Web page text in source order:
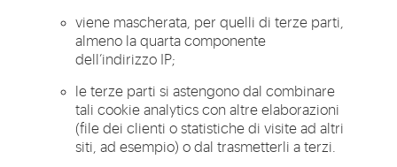
viene mascherata, per quelli di terze parti,
almeno la quarta componente
dell’indirizzo IP;
le terze parti si astengono dal combinare
tali cookie analytics con altre elaborazioni
(file dei clienti o statistiche di visite ad altri
siti, ad esempio) o dal trasmetterli a terzi.